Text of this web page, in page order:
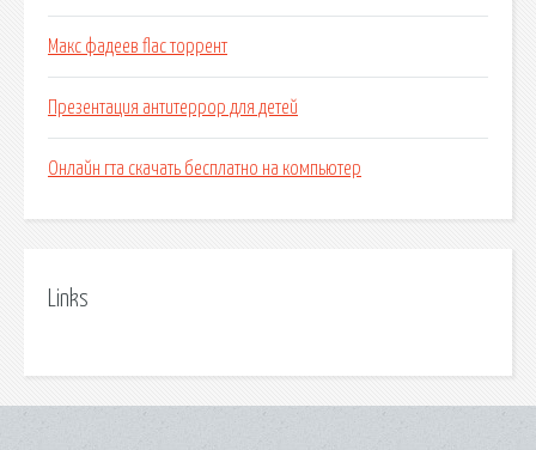
Макс фадеев flac торрент
Презентация антитеррор для детей
Онлайн гта скачать бесплатно на компьютер
Links